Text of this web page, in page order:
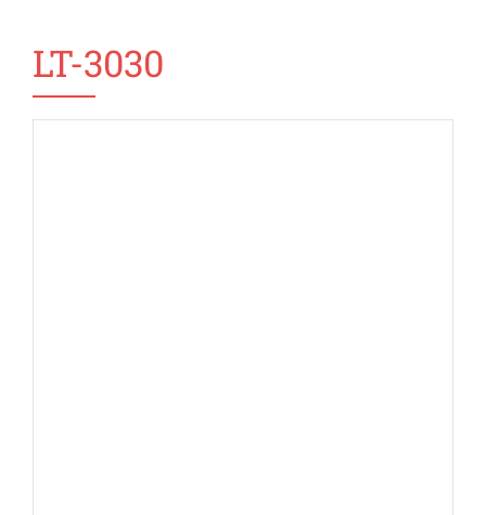
LT-3030